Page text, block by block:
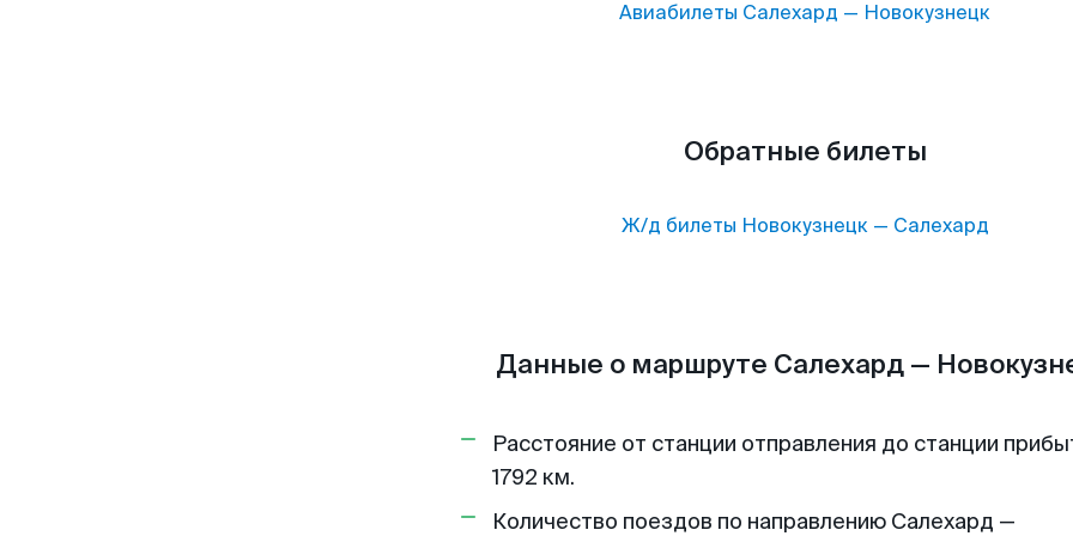
Авиабилеты Салехард — Новокузнецк
Обратные билеты
Ж/д билеты Новокузнецк— Салехард
Данные о маршруте Салехард —
Расстояние от станции отправления до станции
1792 км.
Количество поездов по направлению Салехард —